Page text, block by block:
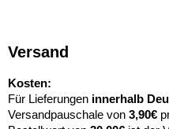
Versand
Kosten:
Für Lieferungen innerhalb
Versandpauschale von 3,90€